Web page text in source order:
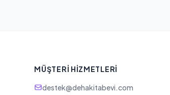
MÜŞTERI HIZMETLERI
destek@dehakitabevi.com